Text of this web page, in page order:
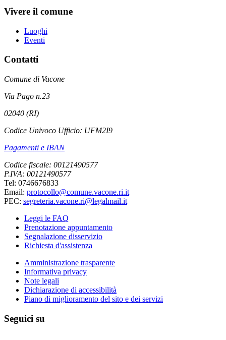
Vivere il comune
Luoghi
Eventi
Contatti
Comune di Vacone
Via Pago n.23
02040 (RI)
Codice Univoco Ufficio: UFM2I9
Pagamenti e IBAN
Codice fiscale: 00121490577
P.IVA: 00121490577
Tel: 0746676833
Email: protocollo@comune.vacone.ri.it
PEC: segreteria.vacone.ri@legalmail.it
Leggi le FAQ
Prenotazione appuntamento
Segnalazione disservizio
Richiesta d'assistenza
Amministrazione trasparente
Informativa privacy
Note legali
Dichiarazione di accessibilità
Piano di miglioramento del sito e dei servizi
Seguici su